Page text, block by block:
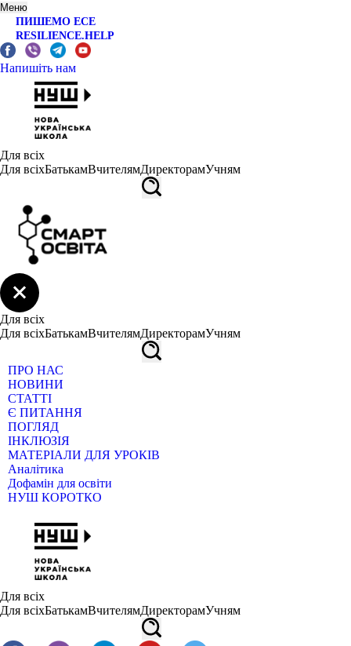
Меню
ПИШЕМО ЕСЕ
RESILIENCE.HELP
Напишіть нам
Для всіх
Для всіхБатькамВчителямДиректорамУчням
Для всіх
Для всіхБатькамВчителямДиректорамУчням
ПРО НАС
НОВИНИ
СТАТТІ
Є ПИТАННЯ
ПОГЛЯД
ІНКЛЮЗІЯ
МАТЕРІАЛИ ДЛЯ УРОКІВ
Аналітика
Дофамін для освіти
НУШ КОРОТКО
Для всіх
Для всіхБатькамВчителямДиректорамУчням